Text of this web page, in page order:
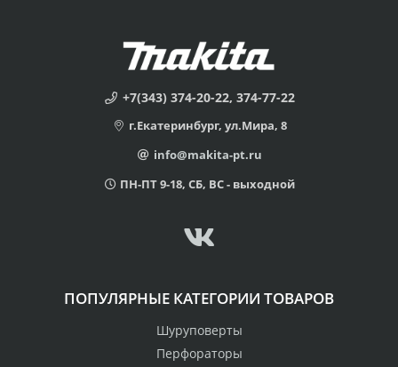
+7(343) 374-20-22, 374-77-22
г.Екатеринбург, ул.Мира, 8
info@makita-pt.ru
ПН-ПТ 9-18, СБ, ВС - выходной
ПОПУЛЯРНЫЕ КАТЕГОРИИ ТОВАРОВ
Шуруповерты
Перфораторы